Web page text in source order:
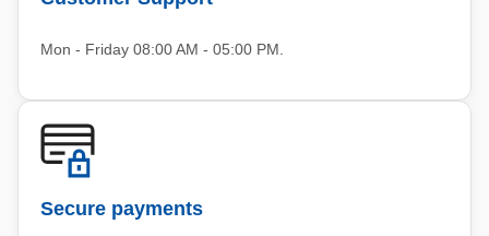
Mon - Friday 08:00 AM - 05:00 PM.
Secure payments